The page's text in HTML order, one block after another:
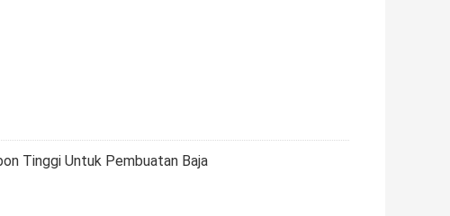
Tinggi Untuk Pembuatan Baja